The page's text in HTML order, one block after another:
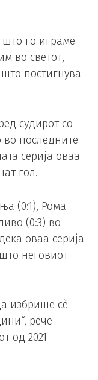
што го играме
во светот,
постигнува
судирот со
во последните
серија оваа
гол.
(0:1), Рома
(0:3) во
оваа серија
неговиот
избрише сè
рече
од 2021